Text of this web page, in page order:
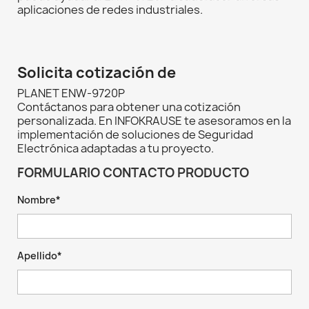
aplicaciones de redes industriales.
Solicita cotización de
PLANET ENW-9720P
Contáctanos para obtener una cotización
personalizada. En INFOKRAUSE te asesoramos en la
implementación de soluciones de Seguridad
Electrónica adaptadas a tu proyecto.
FORMULARIO CONTACTO PRODUCTO
Nombre*
Apellido*